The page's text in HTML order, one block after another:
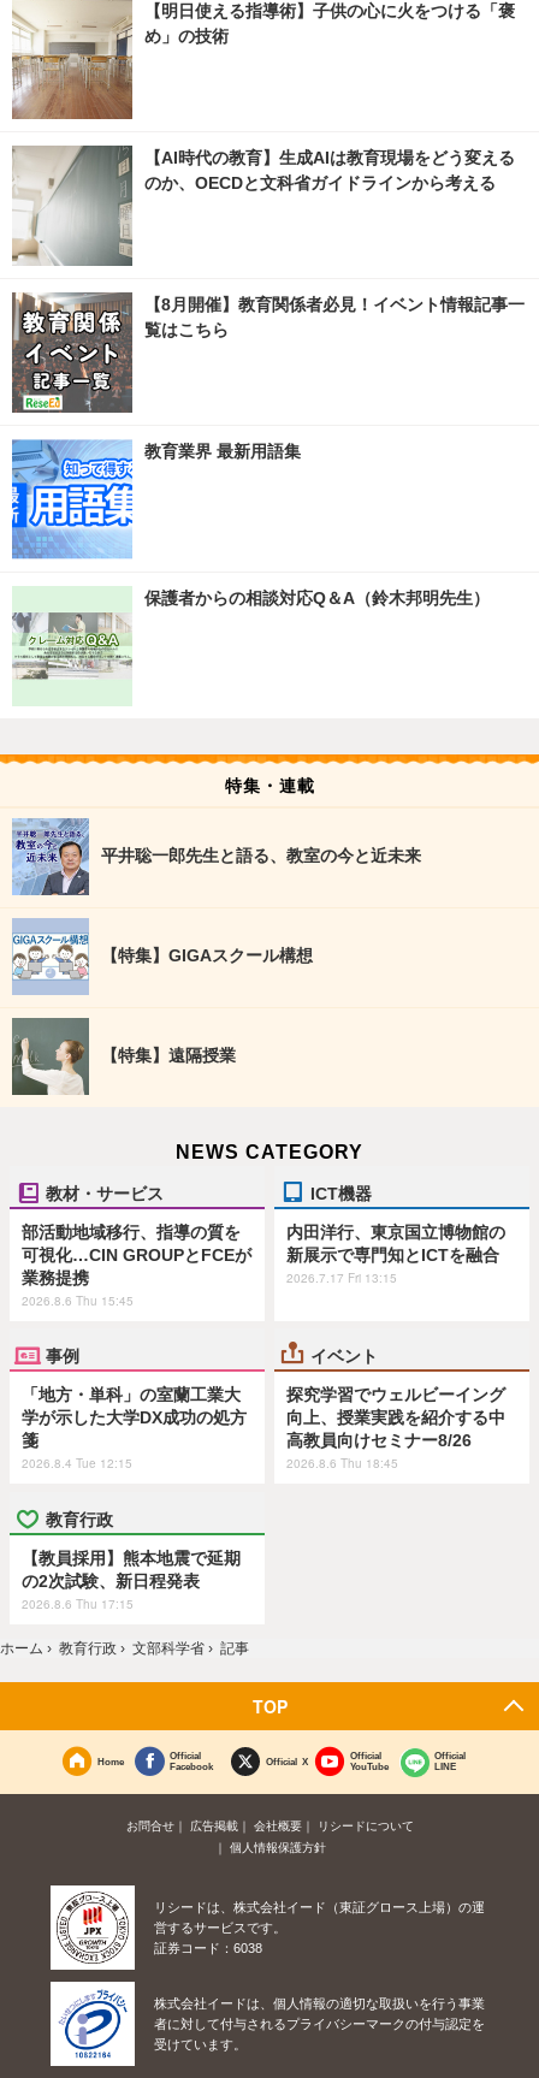
【明日使える指導術】子供の心に火をつける「褒
め」の技術
【AI時代の教育】生成AIは教育現場をどう変える
のか、OECDと文科省ガイドラインから考える
【8月開催】教育関係者必見！イベント情報記事一
覧はこちら
教育業界 最新用語集
保護者からの相談対応Q＆A（鈴木邦明先生）
特集・連載
平井聡一郎先生と語る、教室の今と近未来
【特集】GIGAスクール構想
【特集】遠隔授業
NEWS CATEGORY
教材・サービス
部活動地域移行、指導の質を
可視化…CIN GROUPとFCEが
業務提携
2026.8.6 Thu 15:45
ICT機器
内田洋行、東京国立博物館の
新展示で専門知とICTを融合
2026.7.17 Fri 13:15
事例
「地方・単科」の室蘭工業大
学が示した大学DX成功の処方
箋
2026.8.4 Tue 12:15
イベント
探究学習でウェルビーイング
向上、授業実践を紹介する中
高教員向けセミナー8/26
2026.8.6 Thu 18:45
教育行政
【教員採用】熊本地震で延期
の2次試験、新日程発表
2026.8.6 Thu 17:15
ホーム › 教育行政 › 文部科学省 › 記事
TOP
Home
Official
Facebook
Official X
Official
YouTube
Official
LINE
お問合せ 広告掲載 会社概要
リシードについて
個人情報保護方針
リシードは、株式会社イード（東証グロース上場）の運
営するサービスです。
証券コード：6038
株式会社イードは、個人情報の適切な取扱いを行う事業
者に対して付与されるプライバシーマークの付与認定を
受けています。